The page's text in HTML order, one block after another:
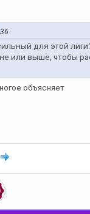
для этой
или выше, чтобы
объясняет